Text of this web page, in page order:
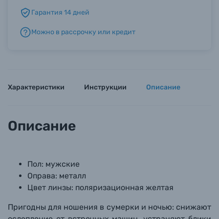
Б/У фототехника (Комиссионные товары)
Гарантия 14 дней
Можно в рассрочку или кредит
Характеристики Инструкции Описание
Описание
Пол: мужские
Оправа: металл
Цвет линзы: поляризационная желтая
Пригодны для ношения в сумерки и ночью: снижают